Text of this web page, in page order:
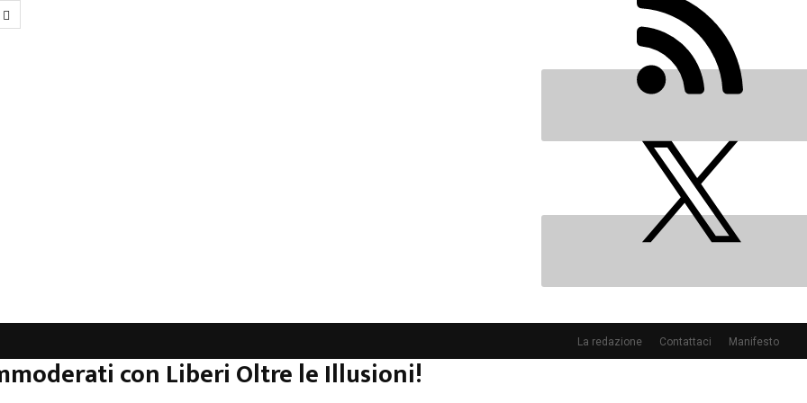
La redazione Contattaci Manifesto
con Liberi Oltre le Illusioni!